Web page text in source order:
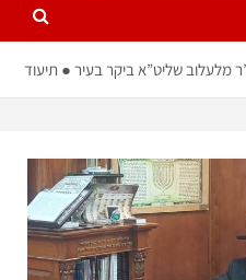
מלעלוב שליט”א ביקר בעיר ● תיעוד